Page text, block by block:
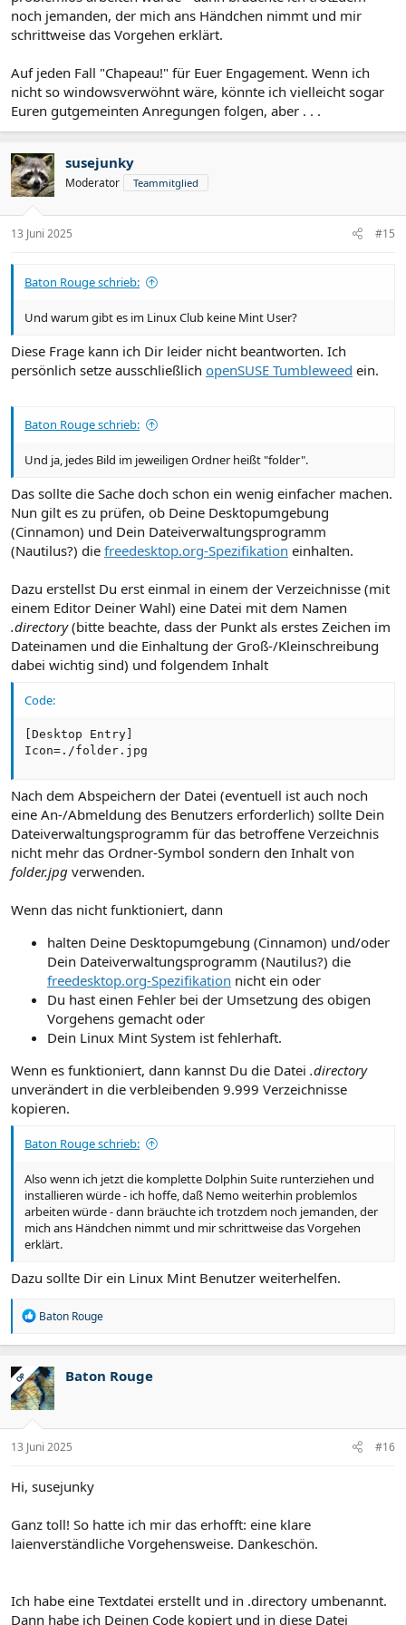
noch jemanden, der mich ans Händchen nimmt und mir
schrittweise das Vorgehen erklärt.
Auf jeden Fall "Chapeau!" für Euer Engagement. Wenn ich
nicht so windowsverwöhnt wäre, könnte ich vielleicht sogar
Euren gutgemeinten Anregungen folgen, aber . . .
susejunky
Moderator Teammitglied
13 Juni 2025 #15
Baton Rouge schrieb:
Und warum gibt es im Linux Club keine Mint User?
Diese Frage kann ich Dir leider nicht beantworten. Ich
persönlich setze ausschließlich openSUSE Tumbleweed ein.
Baton Rouge schrieb:
Und ja, jedes Bild im jeweiligen Ordner heißt "folder".
Das sollte die Sache doch schon ein wenig einfacher machen.
Nun gilt es zu prüfen, ob Deine Desktopumgebung
(Cinnamon) und Dein Dateiverwaltungsprogramm
(Nautilus?) die freedesktop.org-Spezifikation einhalten.
Dazu erstellst Du erst einmal in einem der Verzeichnisse (mit
einem Editor Deiner Wahl) eine Datei mit dem Namen
.directory(bitte beachte, dass der Punkt als erstes Zeichen im
Dateinamen und die Einhaltung der Groß-/Kleinschreibung
dabei wichtig sind) und folgendem Inhalt
Code:
[Desktop Entry]
Icon=./folder.jpg
Nach dem Abspeichern der Datei (eventuell ist auch noch
eine An-/Abmeldung des Benutzers erforderlich) sollte Dein
Dateiverwaltungsprogramm für das betroffene Verzeichnis
nicht mehr das Ordner-Symbol sondern den Inhalt von
folder.jpg verwenden.
Wenn das nicht funktioniert, dann
halten Deine Desktopumgebung (Cinnamon) und/oder
Dein Dateiverwaltungsprogramm (Nautilus?) die
freedesktop.org-Spezifikation nicht ein oder
Du hast einen Fehler bei der Umsetzung des obigen
Vorgehens gemacht oder
Dein Linux Mint System ist fehlerhaft.
Wenn es funktioniert, dann kannst Du die Datei .directory
unverändert in die verbleibenden 9.999 Verzeichnisse
kopieren.
Baton Rouge schrieb:
Also wenn ich jetzt die komplette Dolphin Suite runterziehen und
installieren würde - ich hoffe, daß Nemo weiterhin problemlos
arbeiten würde - dann bräuchte ich trotzdem noch jemanden, der
mich ans Händchen nimmt und mir schrittweise das Vorgehen
erklärt.
Dazu sollte Dir ein Linux Mint Benutzer weiterhelfen.
R
a
t
i
o
e
n
Baton Rouge
OP Baton Rouge
13 Juni 2025 #16
Hi, susejunky
Ganz toll! So hatte ich mir das erhofft: eine klare
laienverständliche Vorgehensweise. Dankeschön.
Ich habe eine Textdatei erstellt und in .directory umbenannt.
Dann habe ich Deinen Code kopiert und in diese Datei